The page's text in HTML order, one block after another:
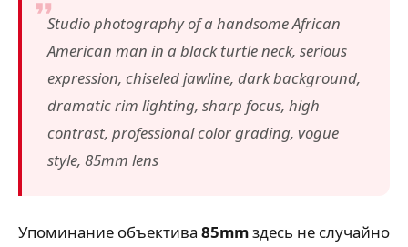
Studio photography of a handsome African
American man in a black turtle neck, serious
expression, chiseled jawline, dark background,
dramatic rim lighting, sharp focus, high
contrast, professional color grading, vogue
style, 85mm lens
Упоминание объектива 85mmздесь не случайно